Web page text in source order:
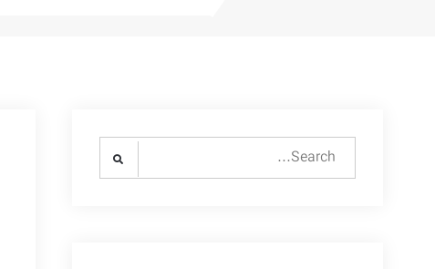
Search